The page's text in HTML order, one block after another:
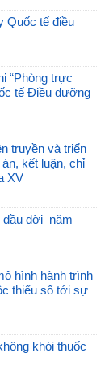
Quốc tế điều
“Phòng trực
tế Điều dưỡng
truyền và triển
kết luận, chỉ
XV
đầu đời năm
hình hành trình
thiểu số tới sự
khói thuốc